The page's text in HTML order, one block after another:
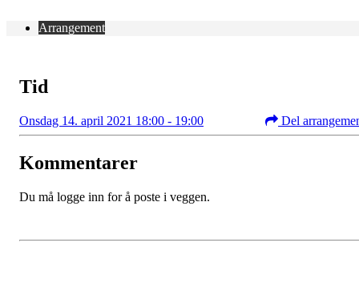
Arrangement
Tid
Onsdag 14. april 2021 18:00 - 19:00 Del
Kommentarer
Du må logge inn for å poste i veggen.